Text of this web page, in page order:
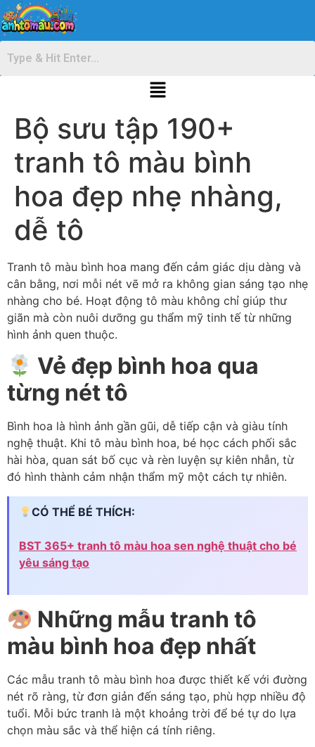
Bộ sưu tập 190+
tranh tô màu bình
hoa đẹp nhẹ nhàng,
dễ tô
Tranh tô màu bình hoa mang đến cảm giác dịu dàng và
cân bằng, nơi mỗi nét vẽ mở ra không gian sáng tạo nhẹ
nhàng cho bé. Hoạt động tô màu không chỉ giúp thư
giãn mà còn nuôi dưỡng gu thẩm mỹ tinh tế từ những
hình ảnh quen thuộc.
Vẻ đẹp bình hoa qua
từng nét tô
Bình hoa là hình ảnh gần gũi, dễ tiếp cận và giàu tính
nghệ thuật. Khi tô màu bình hoa, bé học cách phối sắc
hài hòa, quan sát bố cục và rèn luyện sự kiên nhẫn, từ
đó hình thành cảm nhận thẩm mỹ một cách tự nhiên.
CÓ THỂ BÉ THÍCH:
BST 365+ tranh tô màu hoa sen nghệ thuật cho bé
yêu sáng tạo
Những mẫu tranh tô
màu bình hoa đẹp nhất
Các mẫu tranh tô màu bình hoa được thiết kế với đường
nét rõ ràng, từ đơn giản đến sáng tạo, phù hợp nhiều độ
tuổi. Mỗi bức tranh là một khoảng trời để bé tự do lựa
chọn màu sắc và thể hiện cá tính riêng.